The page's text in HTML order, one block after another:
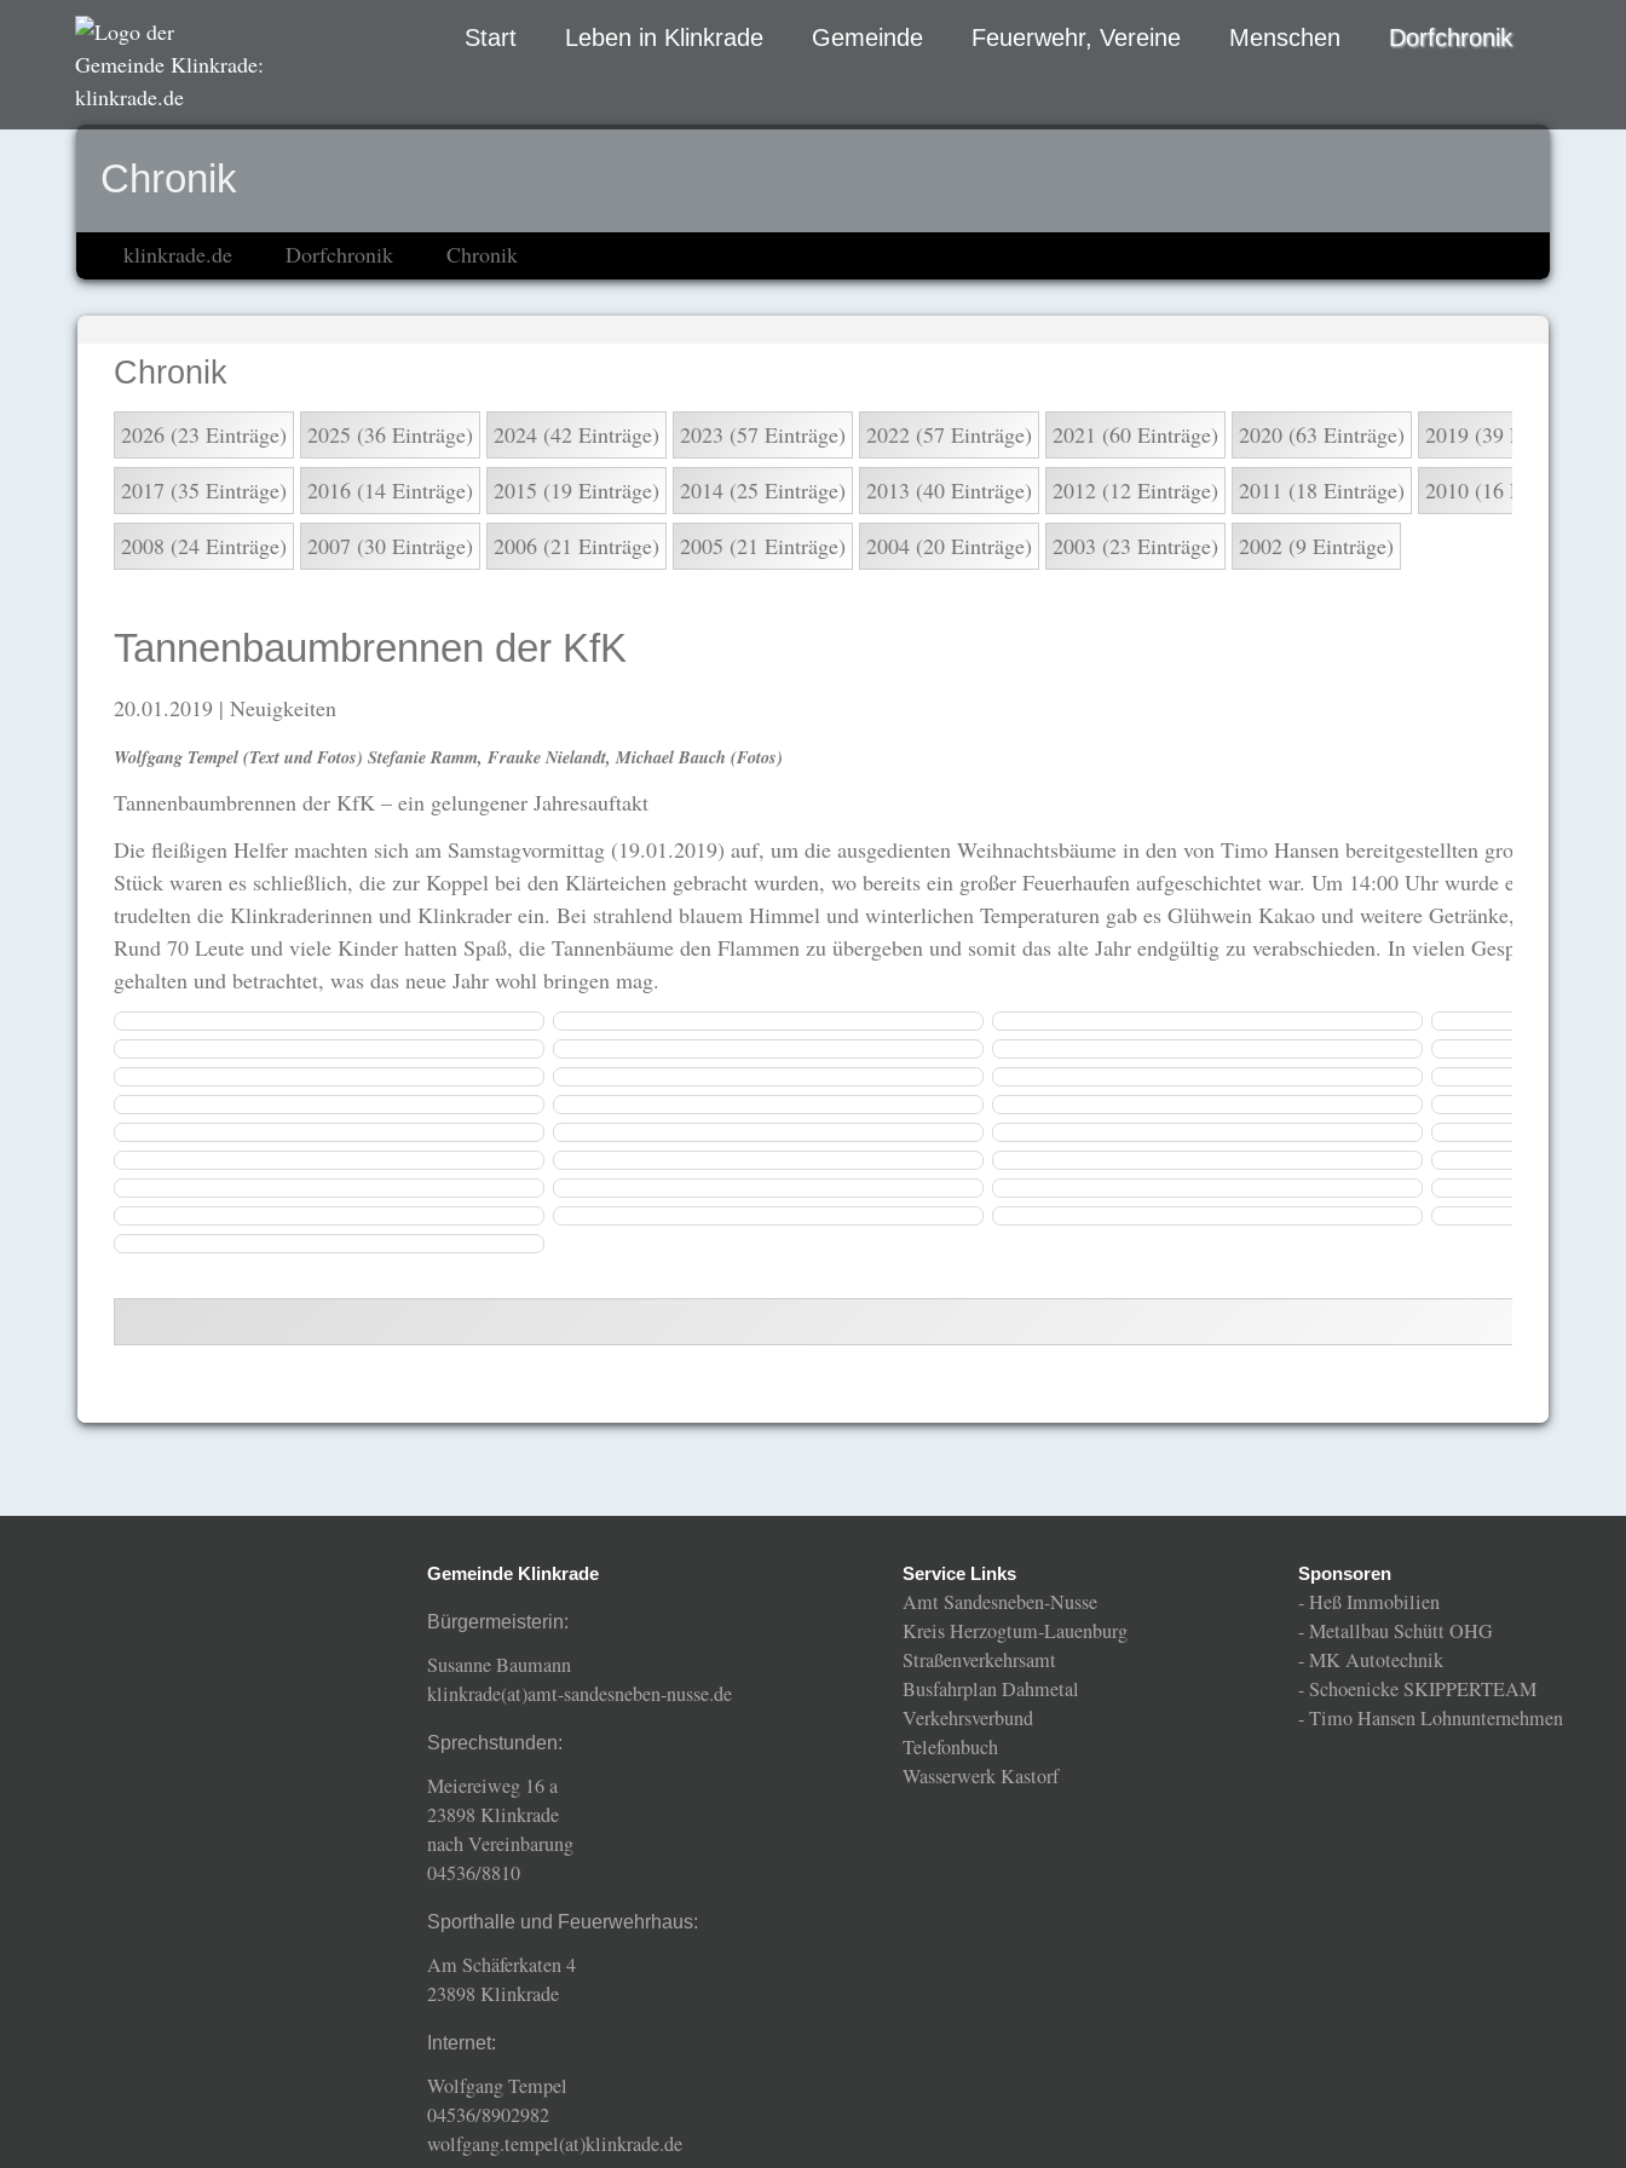
Navigation
Start Leben in Klinkrade Gemeinde Feuerwehr, Vereine Menschen Dorfchronik
Chronik
klinkrade.de Dorfchronik Chronik
Chronik
2026 (23 Einträge) 2025 (36 Einträge) 2024 (42 Einträge) 2023 (57 Einträge) 2022 (57 Einträge) 2021 (60 Einträge) 2020 (63 Einträge) 2019 (39 Einträge)
2017 (35 Einträge)
2016 (14 Einträge) 2015 (19 Einträge) 2014 (25 Einträge) 2013 (40 Einträge) 2012 (12 Einträge) 2011 (18 Einträge) 2010 (16 Einträge)
2008 (24 Einträge)
2007 (30 Einträge) 2006 (21 Einträge) 2005 (21 Einträge) 2004 (20 Einträge) 2003 (23 Einträge) 2002 (9 Einträge)
Tannenbaumbrennen der KfK
20.01.2019 | Neuigkeiten
Wolfgang Tempel (Text und Fotos) Stefanie Ramm, Frauke Nielandt, Michael Bauch (Fotos)
Tannenbaumbrennen der KfK – ein gelungener Jahresauftakt
Die fleißigen Helfer machten sich am Samstagvormittag (19.01.2019) auf, um die ausgedienten Weihnachtsbäume in den von Timo Hansen bereitgestellten großen
Stück waren es schließlich, die zur Koppel bei den Klärteichen gebracht wurden, wo bereits ein großer Feuerhaufen aufgeschichtet war. Um 14:00 Uhr wurde er
trudelten die Klinkraderinnen und Klinkrader ein. Bei strahlend blauem Himmel und winterlichen Temperaturen gab es Glühwein Kakao und weitere Getränke, dazu
Rund 70 Leute und viele Kinder hatten Spaß, die Tannenbäume den Flammen zu übergeben und somit das alte Jahr endgültig zu verabschieden. In vielen Gesprächen
gehalten und betrachtet, was das neue Jahr wohl bringen mag.
Gemeinde Klinkrade
Bürgermeisterin:
Susanne Baumann
klinkrade(at)amt-sandesneben-nusse.de
Sprechstunden:
Meiereiweg 16 a
23898 Klinkrade
nach Vereinbarung
04536/8810
Sporthalle und Feuerwehrhaus:
Am Schäferkaten 4
23898 Klinkrade
Internet:
Wolfgang Tempel
04536/8902982
wolfgang.tempel(at)klinkrade.de
Service Links
Amt Sandesneben-Nusse
Kreis Herzogtum-Lauenburg
Straßenverkehrsamt
Busfahrplan Dahmetal
Verkehrsverbund
Telefonbuch
Wasserwerk Kastorf
Sponsoren
-Heß Immobilien
-Metallbau Schütt OHG
-MK Autotechnik
- Schoenicke SKIPPERTEAM
-Timo Hansen Lohnunternehmen